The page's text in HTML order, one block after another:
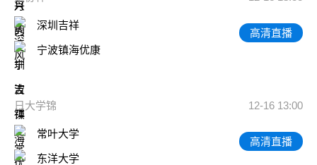
深圳吉祥
宁波镇海优康
高清直播
日大学锦 12-16 13:00
常叶大学
东洋大学
高清直播